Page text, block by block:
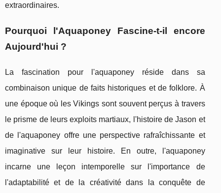
extraordinaires.
Pourquoi l'Aquaponey Fascine-t-il encore
Aujourd'hui ?
La fascination pour l'aquaponey réside dans sa
combinaison unique de faits historiques et de folklore. À
une époque où les Vikings sont souvent perçus à travers
le prisme de leurs exploits martiaux, l'histoire de Jason et
de l'aquaponey offre une perspective rafraîchissante et
imaginative sur leur histoire. En outre, l'aquaponey
incarne une leçon intemporelle sur l'importance de
l'adaptabilité et de la créativité dans la conquête de